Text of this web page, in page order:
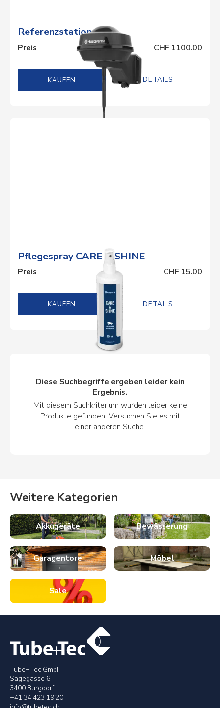
Referenzstation
Preis CHF 1100.00
DETAILS
Pflegespray CARE & SHINE
Preis CHF 15.00
DETAILS
Diese Suchbegriffe ergeben leider kein
Ergebnis.
Mit diesem Suchkriterium wurden leider keine
Produkte gefunden. Versuchen Sie es mit
einer anderen Suche.
Weitere Kategorien
Akkugeräte Bewässerung
Garagentore Möbel
Sale
Tube+Tec GmbH
Sägegasse 6
3400 Burgdorf
+41 34 423 19 20